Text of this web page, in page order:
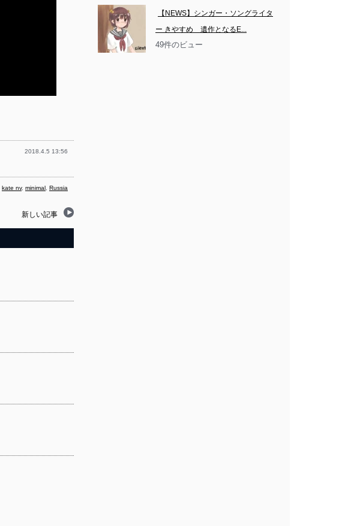
2018.4.5 13:56
kate nv, minimal, Russia
新しい記事
【NEWS】シンガー・ソングライタ
ー きやすめ　遺作となるE...
49件のビュー